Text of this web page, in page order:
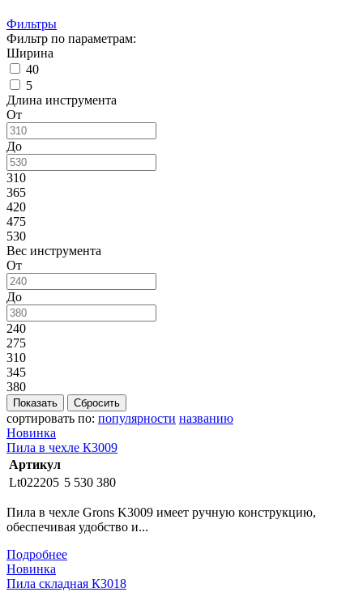
Фильтры
Фильтр по параметрам:
Ширина
40
5
Длина инструмента
От
До
310
365
420
475
530
Вес инструмента
От
До
240
275
310
345
380
сортировать по: популярности названию
Новинка
Пила в чехле К3009
Артикул
Lt022205 5 530 380
Пила в чехле Grons K3009 имеет ручную конструкцию,
обеспечивая удобство и...
Подробнее
Новинка
Пила складная К3018